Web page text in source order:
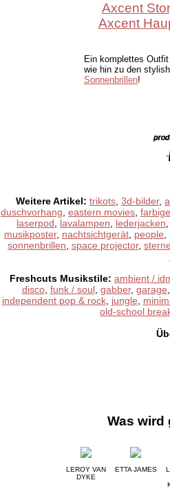
Axcent
Axcent
Ein komplettes
wie hin zu den
Sonnenbrillen!
Weitere Artikel: trikots 3d-bilder,
duschvorhang eastern movies
laserpod
lavalampen lederjacken
musikposter, nachtsichtgerät people
sonnenbrillen space projector,
Freshcuts Musikstile: ambient /
disco, funk / soul, gabber, garage
independent pop & rock, jungle
old-school
Was wird
LEROY VAN
DYKE
ETTA JAMES